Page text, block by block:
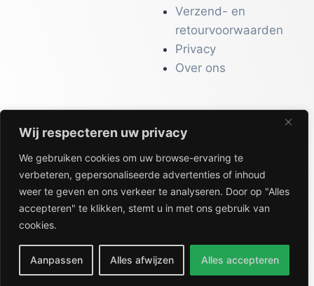
Wij respecteren uw privacy
We gebruiken cookies om uw browse-ervaring te
verbeteren, gepersonaliseerde advertenties of inhoud
weer te geven en ons verkeer te analyseren. Door op "Alles
accepteren" te klikken, stemt u in met ons gebruik van
cookies.
Aanpassen Alles afwijzen Alles accepteren
Verzend- en
retourvoorwaarden
Privacy
Over ons
CATALOGI
Workwear &
Veiligheid
Kantoor & Receptie
Gezondheid & Beauty
Keuken & Horeca